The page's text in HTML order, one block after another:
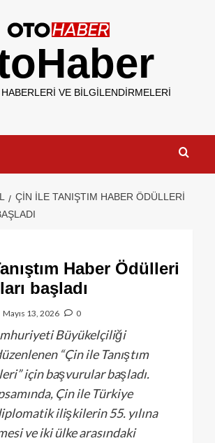
VE BILGILENDIRMELERI
ÇIN ILE TANIŞTIM HABER ÖDÜLLERI
Haber Ödülleri
başladı
Mayıs 13, 2026 0
Büyükelçiliği
“Çin ile Tanıştım
için başvurular başladı.
Çin ile Türkiye
ilişkilerin 55. yılına
ve iki ülke arasındaki